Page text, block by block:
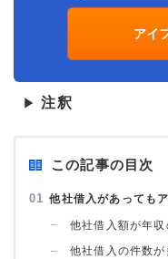
アイ
▶ 注釈
この記事の目次
他社借入があっても
他社借入額が年
他社借入の件数